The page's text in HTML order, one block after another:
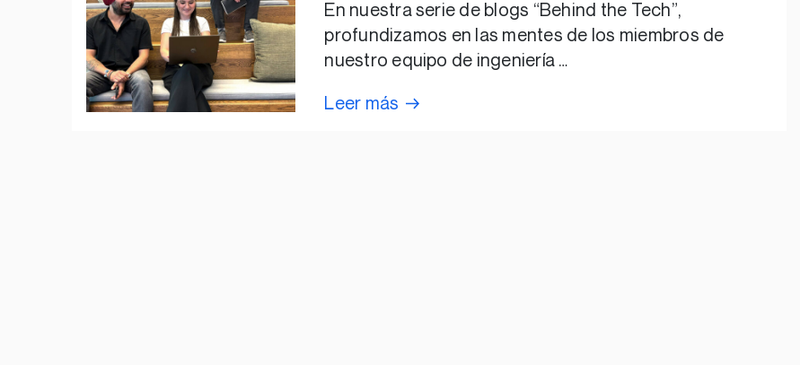
En nuestra serie de blogs “Behind the Tech”,
profundizamos en las mentes de los miembros de
nuestro equipo de ingeniería …
Leer más